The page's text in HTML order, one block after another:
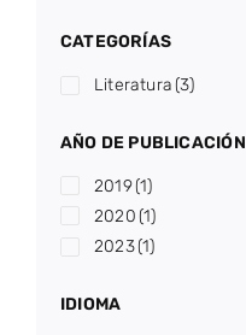
CATEGORÍAS
Literatura(3)
AÑO DE PUBLICACIÓN
2019(1)
2020(1)
2023(1)
IDIOMA